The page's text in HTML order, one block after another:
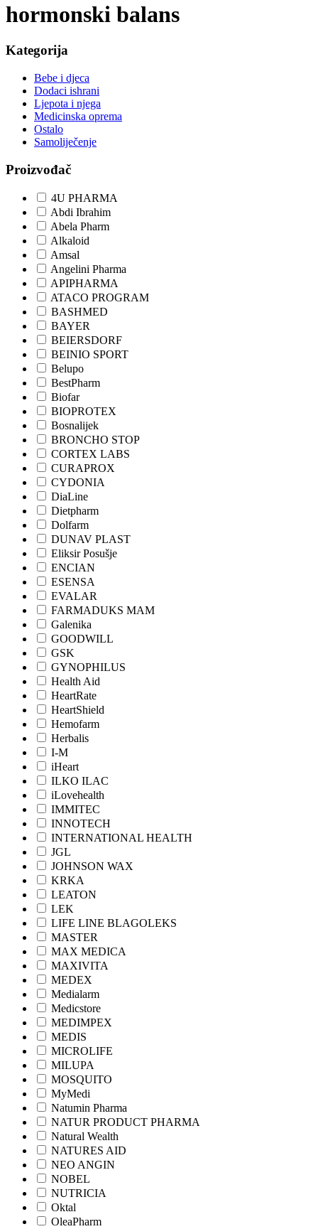
hormonski balans
Kategorija
Bebe i djeca
Dodaci ishrani
Ljepota i njega
Medicinska oprema
Ostalo
Samoliječenje
Proizvođač
4U PHARMA
Abdi Ibrahim
Abela Pharm
Alkaloid
Amsal
Angelini Pharma
APIPHARMA
ATACO PROGRAM
BASHMED
BAYER
BEIERSDORF
BEINIO SPORT
Belupo
BestPharm
Biofar
BIOPROTEX
Bosnalijek
BRONCHO STOP
CORTEX LABS
CURAPROX
CYDONIA
DiaLine
Dietpharm
Dolfarm
DUNAV PLAST
Eliksir Posušje
ENCIAN
ESENSA
EVALAR
FARMADUKS MAM
Galenika
GOODWILL
GSK
GYNOPHILUS
Health Aid
HeartRate
HeartShield
Hemofarm
Herbalis
I-M
iHeart
ILKO ILAC
iLovehealth
IMMITEC
INNOTECH
INTERNATIONAL HEALTH
JGL
JOHNSON WAX
KRKA
LEATON
LEK
LIFE LINE BLAGOLEKS
MASTER
MAX MEDICA
MAXIVITA
MEDEX
Medialarm
Medicstore
MEDIMPEX
MEDIS
MICROLIFE
MILUPA
MOSQUITO
MyMedi
Natumin Pharma
NATUR PRODUCT PHARMA
Natural Wealth
NATURES AID
NEO ANGIN
NOBEL
NUTRICIA
Oktal
OleaPharm